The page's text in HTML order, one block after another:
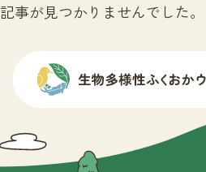
記事が見つかりませんでした。